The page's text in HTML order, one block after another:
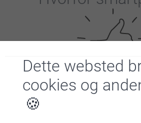
Dette websted
cookies og
Tilfreds kunde